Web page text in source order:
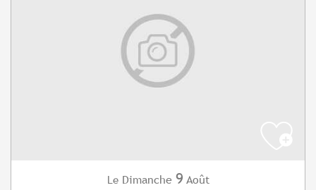
Le Dimanche 9 Août